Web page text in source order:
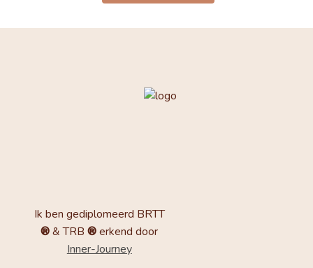
Ik ben gediplomeerd BRTT
®& TRB®erkend door
Inner-Journey